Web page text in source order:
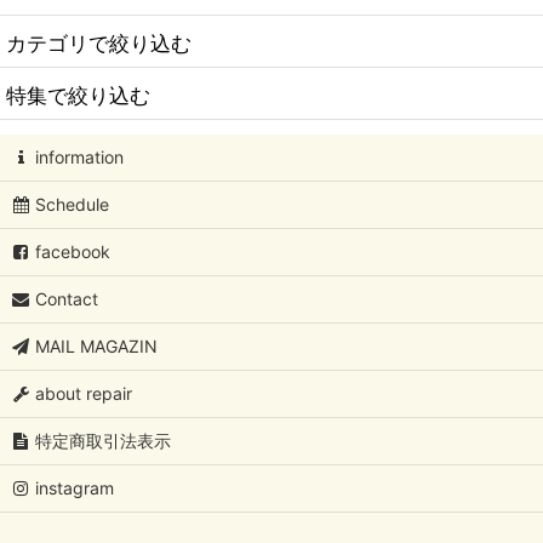
カテゴリで絞り込む
北欧家具
北欧照明
北欧インテリア アイテム
北欧ビンテージ陶製
北欧ビンテージキッチン用品
北欧極厚フェルト×レザースリッパ/glerups
特集で絞り込む
北欧アートコレクション
Oiva Toikka/オイバ・トイッカ
Oiva Toikka/オイバ・トイッカ/イッタラバード
Kaj Franck/カイ・フランク
Rut Bryk/ルート・ブリュック
information
Schedule
facebook
Contact
MAIL MAGAZIN
about repair
特定商取引法表示
instagram